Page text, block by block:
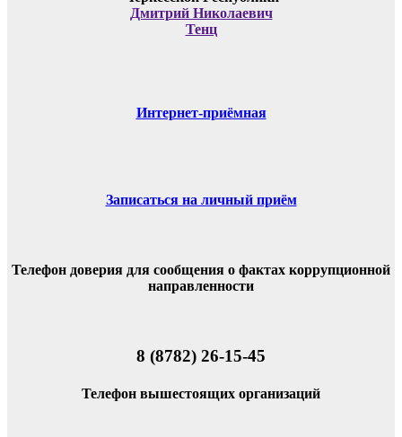
Дмитрий Николаевич
Тенц
Интернет-приёмная
Записаться на личный приём
Телефон доверия для сообщения о фактах коррупционной
направленности
8 (8782) 26-15-45
Телефон вышестоящих организаций